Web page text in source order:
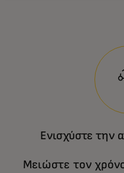
Ενισχύστε την
Μειώστε τον